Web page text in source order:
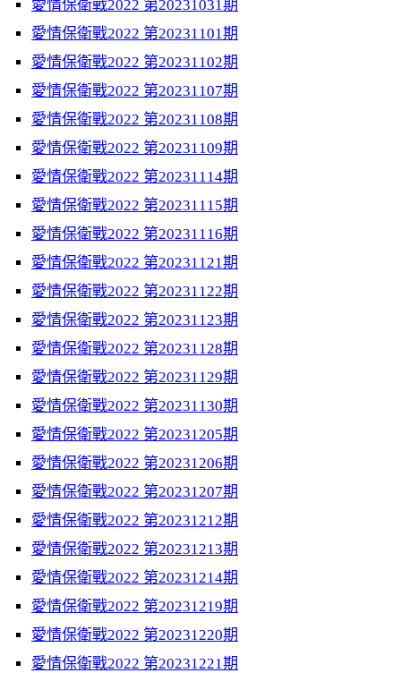
愛情保衛戰2022 第20231031期
愛情保衛戰2022 第20231101期
愛情保衛戰2022 第20231102期
愛情保衛戰2022 第20231107期
愛情保衛戰2022 第20231108期
愛情保衛戰2022 第20231109期
愛情保衛戰2022 第20231114期
愛情保衛戰2022 第20231115期
愛情保衛戰2022 第20231116期
愛情保衛戰2022 第20231121期
愛情保衛戰2022 第20231122期
愛情保衛戰2022 第20231123期
愛情保衛戰2022 第20231128期
愛情保衛戰2022 第20231129期
愛情保衛戰2022 第20231130期
愛情保衛戰2022 第20231205期
愛情保衛戰2022 第20231206期
愛情保衛戰2022 第20231207期
愛情保衛戰2022 第20231212期
愛情保衛戰2022 第20231213期
愛情保衛戰2022 第20231214期
愛情保衛戰2022 第20231219期
愛情保衛戰2022 第20231220期
愛情保衛戰2022 第20231221期